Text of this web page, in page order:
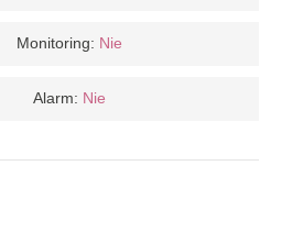
Monitoring: Nie
Alarm: Nie